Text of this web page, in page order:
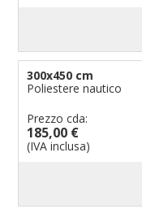
300x450 cm
Poliestere nautico
Prezzo cda:
185,00 €
(IVA inclusa)